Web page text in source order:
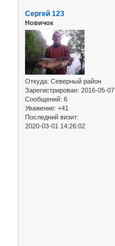
Сергей 123
Новичок
Откуда: Северный район
Зарегистрирован: 2016-05-07
Сообщений: 6
Уважение: +41
Последний визит:
2020-03-01 14:26:02